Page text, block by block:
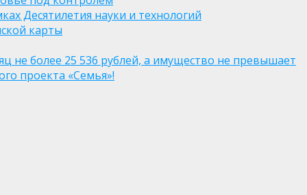
Десятилетия науки и технологий
карты
не более 25 536 рублей, а имущество не превышает
проекта «Семья»!